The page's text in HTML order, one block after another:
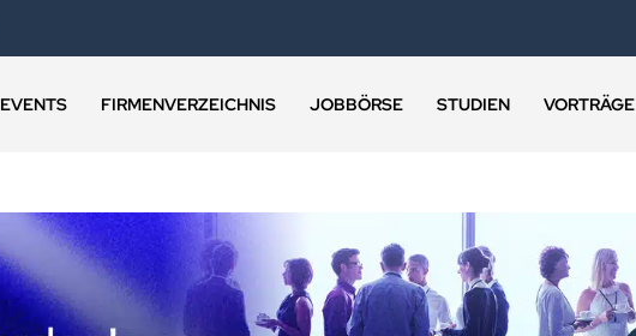
EVENTS FIRMENVERZEICHNIS JOBBÖRSE STUDIEN VORTRÄGE